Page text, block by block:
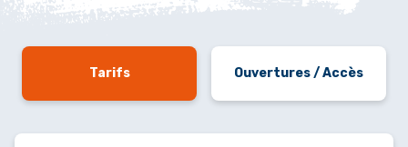
Tarifs Ouvertures / Accès